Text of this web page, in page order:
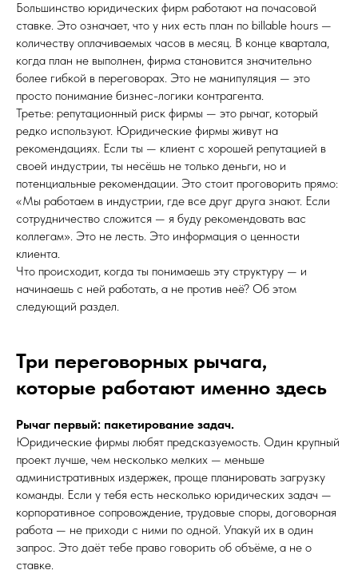
Большинство юридических фирм работают на почасовой
ставке. Это означает, что у них есть план по billable hours —
количеству оплачиваемых часов в месяц. В конце квартала,
когда план не выполнен, фирма становится значительно
более гибкой в переговорах. Это не манипуляция — это
просто понимание бизнес-логики контрагента.
Третье: репутационный риск фирмы — это рычаг, который
редко используют. Юридические фирмы живут на
рекомендациях. Если ты — клиент с хорошей репутацией в
своей индустрии, ты несёшь не только деньги, но и
потенциальные рекомендации. Это стоит проговорить прямо:
«Мы работаем в индустрии, где все друг друга знают. Если
сотрудничество сложится — я буду рекомендовать вас
коллегам». Это не лесть. Это информация о ценности
клиента.
Что происходит, когда ты понимаешь эту структуру — и
начинаешь с ней работать, а не против неё? Об этом
следующий раздел.
Три переговорных рычага,
которые работают именно здесь
Рычаг первый: пакетирование задач.
Юридические фирмы любят предсказуемость. Один крупный
проект лучше, чем несколько мелких — меньше
административных издержек, проще планировать загрузку
команды. Если у тебя есть несколько юридических задач —
корпоративное сопровождение, трудовые споры, договорная
работа — не приходи с ними по одной. Упакуй их в один
запрос. Это даёт тебе право говорить об объёме, а не о
ставке.